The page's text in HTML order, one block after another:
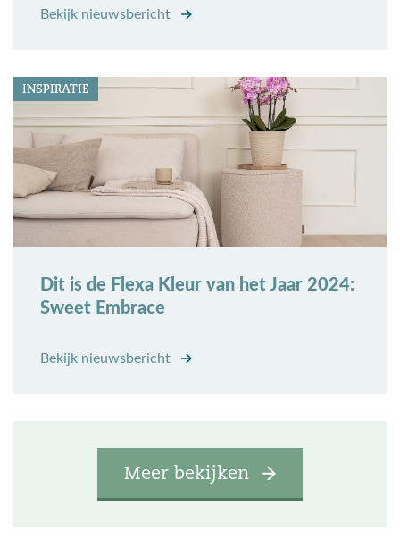
Bekijk nieuwsbericht
INSPIRATIE
Dit is de Flexa Kleur van het Jaar 2024:
Sweet Embrace
Bekijk nieuwsbericht
Meer bekijken